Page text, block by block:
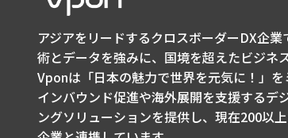
アジアをリードするクロスボーダーDX企業
術とデータを強みに、国境を超えたビジネ
Vponは「日本の魅力で世界を元気に！」を
インバウンド促進や海外展開を支援するデ
ングソリューションを提供し、現在200以